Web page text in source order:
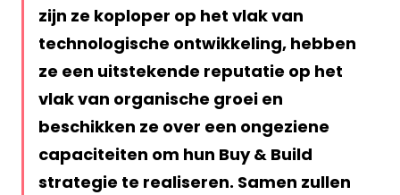
zijn ze koploper op het vlak van
technologische ontwikkeling, hebben
ze een uitstekende reputatie op het
vlak van organische groei en
beschikken ze over een ongeziene
capaciteiten om hun Buy & Build
strategie te realiseren. Samen zullen